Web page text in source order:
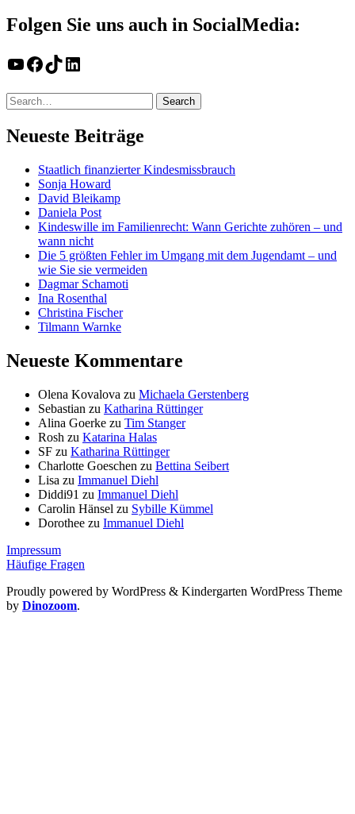
Folgen Sie uns auch in SocialMedia:
YouTube
Facebook
TikTokLinkedIn
Neueste Beiträge
Staatlich finanzierter Kindesmissbrauch
Sonja Howard
David Bleikamp
Daniela Post
Kindeswille im Familienrecht: Wann Gerichte zuhören – und
wann nicht
Die 5 größten Fehler im Umgang mit dem Jugendamt – und
wie Sie sie vermeiden
Dagmar Schamoti
Ina Rosenthal
Christina Fischer
Tilmann Warnke
Neueste Kommentare
Olena Kovalova zu Michaela Gerstenberg
Sebastian zu Katharina Rüttinger
Alina Goerke zu Tim Stanger
Rosh zu Katarina Halas
SF zu Katharina Rüttinger
Charlotte Goeschen zu Bettina Seibert
Lisa zu Immanuel Diehl
Diddi91 zu Immanuel Diehl
Carolin Hänsel zu Sybille Kümmel
Dorothee zu Immanuel Diehl
Impressum
Häufige Fragen
Proudly powered by WordPress & Kindergarten WordPress Theme
by Dinozoom.